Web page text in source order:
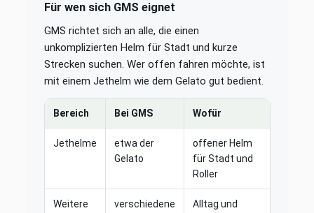
Für wen sich GMS eignet
GMS richtet sich an alle, die einen
unkomplizierten Helm für Stadt und kurze
Strecken suchen. Wer offen fahren möchte, ist
mit einem Jethelm wie dem Gelato gut bedient.
Bereich Bei GMS Wofür
Jethelme
etwa der
Gelato
offener Helm
für Stadt und
Roller
Weitere
verschiedene
Alltag und